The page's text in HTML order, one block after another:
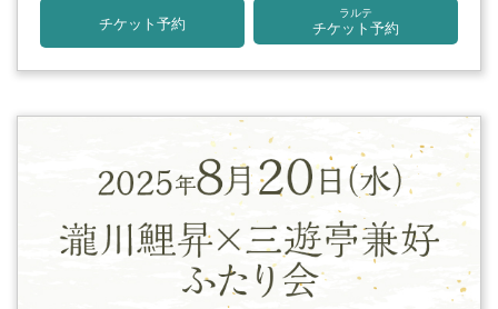
チケット予約
ラルテ
チケット予約